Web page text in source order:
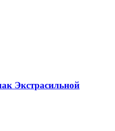
Экстрасильной